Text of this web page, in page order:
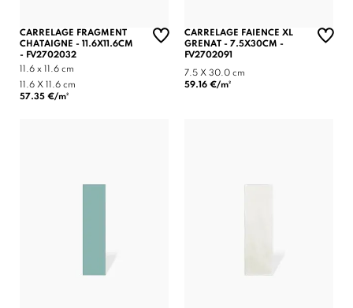
CARRELAGE FRAGMENT
CHATAIGNE - 11.6X11.6CM
- FV2702032
11.6 x 11.6 cm
11.6 X 11.6 cm
57.35 €/m²
CARRELAGE FAIENCE XL
GRENAT - 7.5X30CM -
FV2702091
7.5 X 30.0 cm
59.16 €/m²